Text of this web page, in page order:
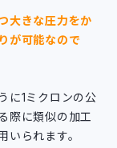
大きな圧力をか
が可能なので
に1ミクロンの公
際に類似の加工
いられます。